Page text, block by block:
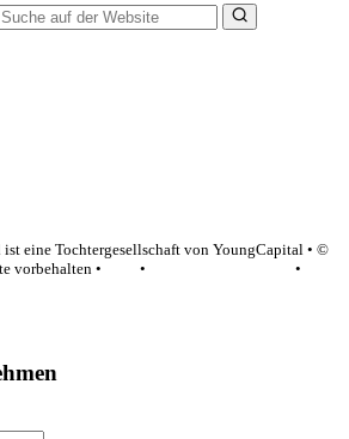
eine Tochtergesellschaft von YoungCapital • ©
vorbehalten •
•
•